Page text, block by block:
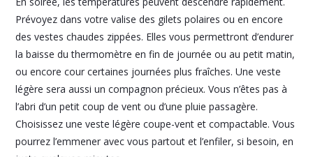
Prévoyez dans votre valise des gilets polaires ou en encore
des vestes chaudes zippées. Elles vous permettront d’endurer
la baisse du thermomètre en fin de journée ou au petit matin,
ou encore cour certaines journées plus fraîches. Une veste
légère sera aussi un compagnon précieux. Vous n’êtes pas à
l’abri d’un petit coup de vent ou d’une pluie passagère.
Choisissez une veste légère coupe-vent et compactable. Vous
pourrez l’emmener avec vous partout et l’enfiler, si besoin, en